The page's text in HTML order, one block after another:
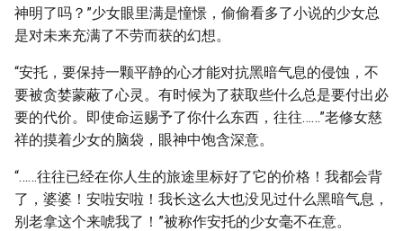
神明了吗？”少女眼里满是憧憬，偷偷看多了小说的少女总
是对未来充满了不劳而获的幻想。
“安托，要保持一颗平静的心才能对抗黑暗气息的侵蚀，不
要被贪婪蒙蔽了心灵。有时候为了获取些什么总是要付出必
要的代价。即使命运赐予了你什么东西，往往……”老修女慈
祥的摸着少女的脑袋，眼神中饱含深意。
“……往往已经在你人生的旅途里标好了它的价格！我都会背
了，婆婆！安啦安啦！我长这么大也没见过什么黑暗气息，
别老拿这个来唬我了！”被称作安托的少女毫不在意。